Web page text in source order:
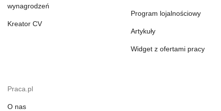
wynagrodzeń
Kreator CV
Program lojalnościowy
Artykuły
Widget z ofertami pracy
Praca.pl
O nas